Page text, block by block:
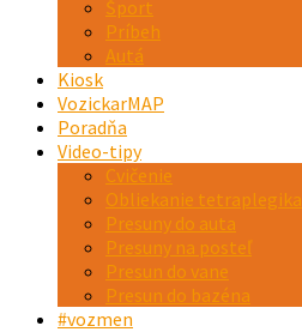
Šport
Príbeh
Autá
Kiosk
VozickarMAP
Poradňa
Video-tipy
Cvičenie
Obliekanie tetraplegika
Presuny do auta
Presuny na posteľ
Presun do vane
Presun do bazéna
#vozmen